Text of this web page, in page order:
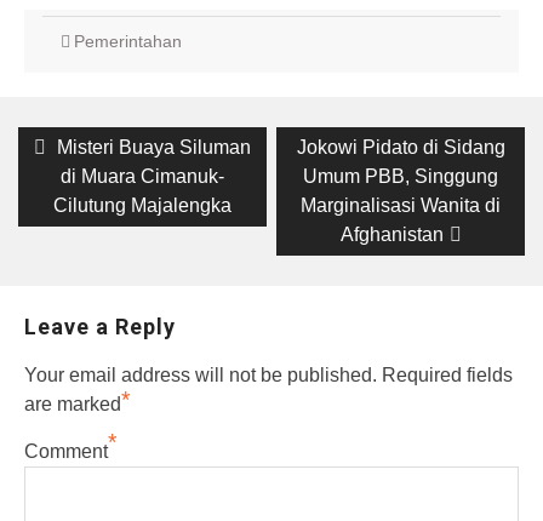
Pemerintahan
Post
navigation
Previous
post:
Misteri Buaya Siluman
di Muara Cimanuk-
Cilutung Majalengka
Next
post:
Jokowi Pidato di Sidang
Umum PBB, Singgung
Marginalisasi Wanita di
Afghanistan
Leave a Reply
Your email address will not be published. Required fields
are marked*
Comment*